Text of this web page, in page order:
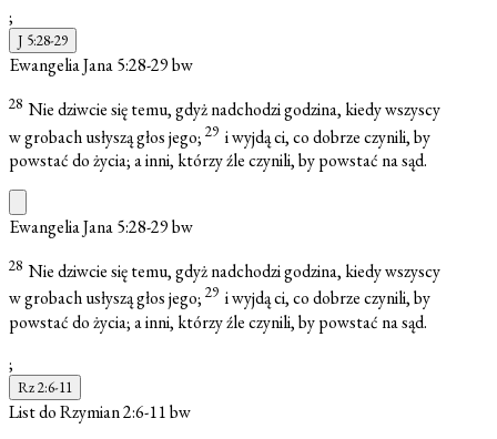
;
J 5:28-29
Ewangelia Jana 5:28-29bw
28 Nie dziwcie się temu, gdyż nadchodzi godzina, kiedy wszyscy
w grobach usłyszą głos jego; 29 i wyjdą ci, co dobrze czynili, by
powstać do życia; a inni, którzy źle czynili, by powstać na sąd.
Ewangelia Jana 5:28-29bw
28 Nie dziwcie się temu, gdyż nadchodzi godzina, kiedy wszyscy
w grobach usłyszą głos jego; 29 i wyjdą ci, co dobrze czynili, by
powstać do życia; a inni, którzy źle czynili, by powstać na sąd.
;
Rz 2:6-11
List do Rzymian 2:6-11bw